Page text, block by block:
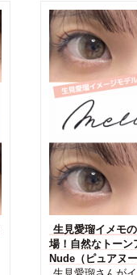
生見愛瑠イメモ
場！自然なトー
Nude（ピュアヌ